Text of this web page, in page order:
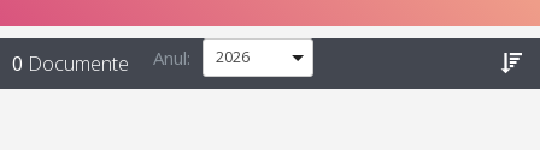
0 Documente Anul: